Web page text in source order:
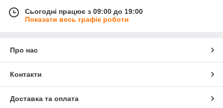
Сьогодні працює з 09:00 до 19:00
Показати весь графік роботи
Про нас
Контакти
Доставка та оплата